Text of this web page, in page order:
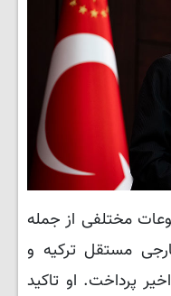
مختلفی از جمله
مستقل ترکیه و
پرداخت. او تاکید